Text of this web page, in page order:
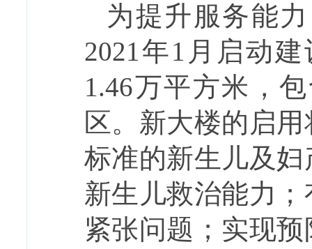
为提升服务能
2021年1月启动
1.46万平方米，
区。新大楼的启
标准的新生儿及
新生儿救治能力
紧张问题；实现